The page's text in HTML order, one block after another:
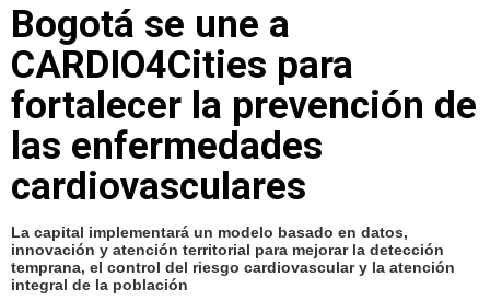
Bogotá se une a
CARDIO4Cities para
fortalecer la prevención de
las enfermedades
cardiovasculares
La capital implementará un modelo basado en datos,
innovación y atención territorial para mejorar la detección
temprana, el control del riesgo cardiovascular y la atención
integral de la población